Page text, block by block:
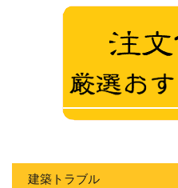
建築トラブル